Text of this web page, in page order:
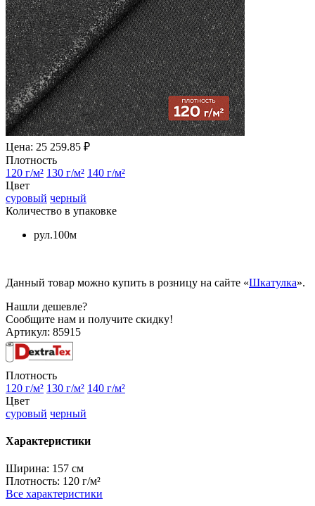
Цена: 25 259.85 ₽
Плотность
120 г/м² 130 г/м² 140 г/м²
Цвет
суровый черный
Количество в упаковке
рул.100м
Данный товар можно купить в розницу на сайте «Шкатулка».
Нашли дешевле?
Сообщите нам и получите скидку!
Артикул: 85915
Плотность
120 г/м² 130 г/м² 140 г/м²
Цвет
суровый черный
Характеристики
Ширина: 157 см
Плотность: 120 г/м²
Все характеристики